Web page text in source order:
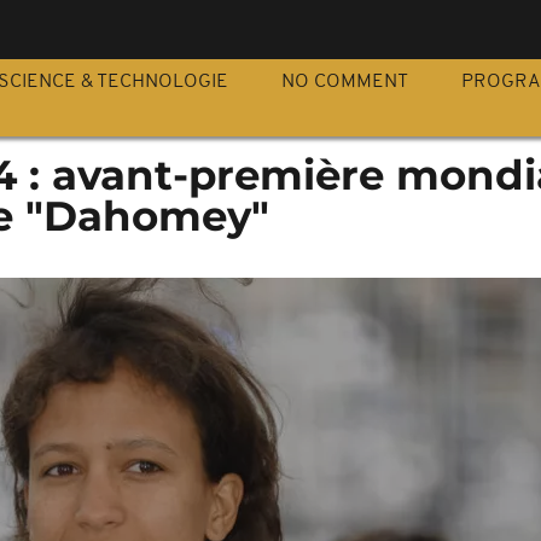
SCIENCE & TECHNOLOGIE NO COMMENT
: avant-première
"Dahomey"